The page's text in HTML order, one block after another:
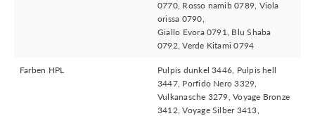
0770, Rosso namib 0789, Viola
orissa 0790,
Giallo Evora 0791, Blu Shaba
0792, Verde Kitami 0794
Farben HPL
Pulpis dunkel 3446, Pulpis hell
3447, Porfido Nero 3329,
Vulkanasche 3279, Voyage Bronze
3412, Voyage Silber 3413,